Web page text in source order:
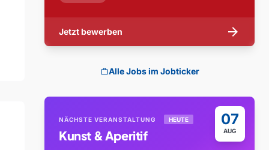
Jetzt bewerben arrow_forward
workAlle Jobs im Jobticker
07
AUG
NÄCHSTE VERANSTALTUNG HEUTE
Kunst & Aperitif